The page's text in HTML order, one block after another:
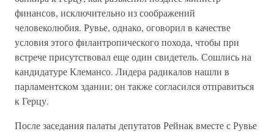
финансов, исключительно из соображений
человеколюбия. Рувье, однако, оговорил в качестве
условия этого филантропического похода, чтобы при
встрече присутствовал еще один свидетель. Сошлись на
кандидатуре Клемансо. Лидера радикалов нашли в
парламентском здании; он также согласился отправиться
к Герцу.
После заседания палаты депутатов Рейнак вместе с Рувье